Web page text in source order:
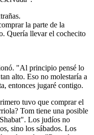
la parte de la
Quería llevar el cochecito
"Al principio pensé lo
alto. Eso no molestaría a
entonces jugaré contigo.
tuvo que comprar el
Tom tiene una posible
Los judíos no
sino los sábados. Los